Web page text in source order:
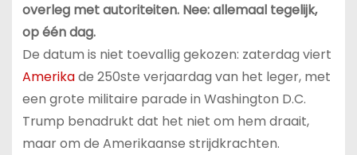
overleg met autoriteiten. Nee: allemaal tegelijk,
op één dag.
De datum is niet toevallig gekozen: zaterdag viert
Amerikade 250ste verjaardag van het leger, met
een grote militaire parade in Washington D.C.
Trump benadrukt dat het niet om hem draait,
maar om de Amerikaanse strijdkrachten.